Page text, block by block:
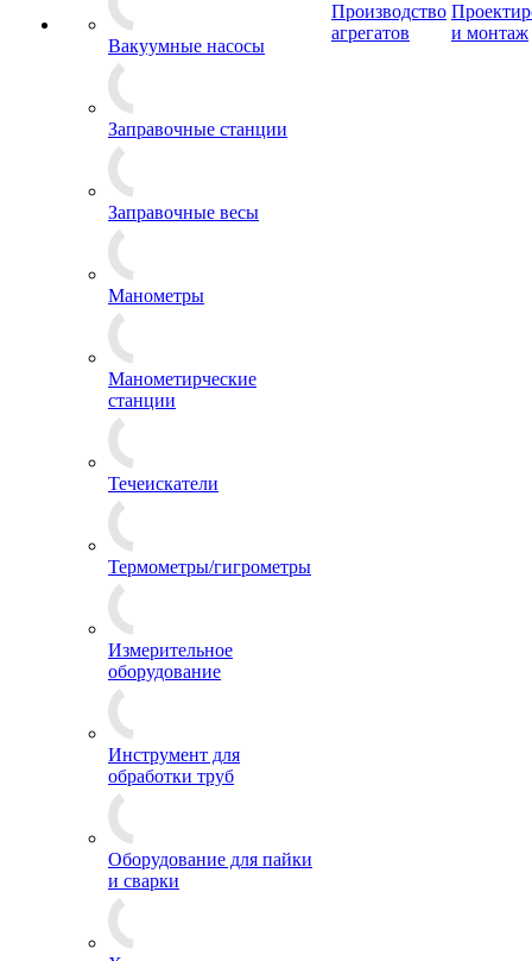
Вакуумные насосы
Заправочные станции
Заправочные весы
Манометры
Манометирческие
станции
Течеискатели
Термометры/гигрометры
Измерительное
оборудование
Инструмент для
обработки труб
Оборудование для пайки
и сварки
Производство
агрегатов
и монтаж